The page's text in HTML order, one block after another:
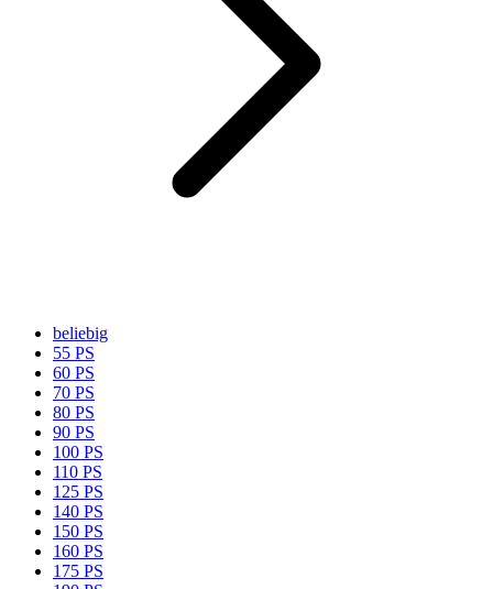
beliebig
55 PS
60 PS
70 PS
80 PS
90 PS
100 PS
110 PS
125 PS
140 PS
150 PS
160 PS
175 PS